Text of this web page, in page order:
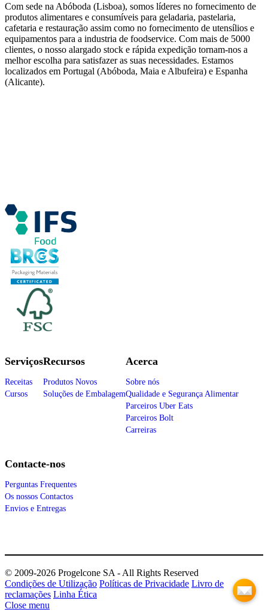
Com sede na Abóboda (Lisboa), somos líderes no fornecimento de
produtos alimentares e consumíveis para geladaria, pastelaria,
cafetaria e restauração assim como no fornecimento de utensílios e
equipamentos para a industria de foodservice. Com mais de 5000
clientes, o nosso alargado stock e rápida expedição tornam-nos a
melhor escolha para satisfazer as suas necessidades. Estamos
localizados em Portugal (Abóboda, Maia e Albufeira) e Espanha
(Alicante).
Serviços
Receitas
Cursos
Recursos
Produtos Novos
Soluções de Embalagem
Acerca
Sobre nós
Qualidade e Segurança Alimentar
Parceiros Uber Eats
Parceiros Bolt
Carreiras
Contacte-nos
Perguntas Frequentes
Os nossos Contactos
Envios e Entregas
© 2009-2026 Progelcone SA - All Rights Reserved
Condições de Utilização Políticas de Privacidade Livro de
reclamações Linha Ética
Close menu